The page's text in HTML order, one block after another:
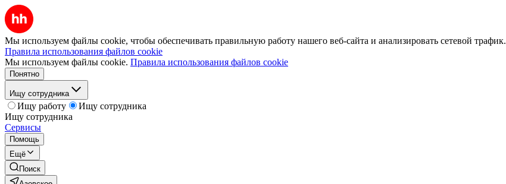
Мы используем файлы cookie, чтобы обеспечивать правильную работу нашего веб-сайта и анализировать сетевой трафик.
Правила использования файлов cookie
Мы используем файлы cookie. Правила использования файлов cookie
Понятно
Ищу сотрудника
Ищу работу
Ищу сотрудника
Ищу сотрудника
Сервисы
Помощь
Ещё
Поиск